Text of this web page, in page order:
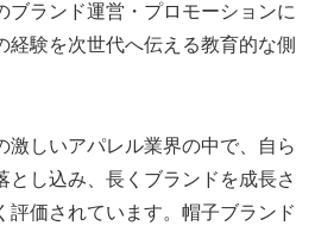
ブランド運営・プロモーションに
経験を次世代へ伝える教育的な側
激しいアパレル業界の中で、自ら
とし込み、長くブランドを成長さ
評価されています。帽子ブランド